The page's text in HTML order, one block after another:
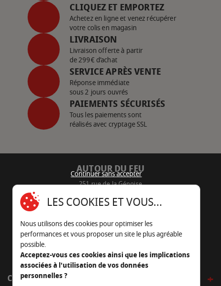
CLIQUEZ ET EMPORTEZ
Achetez en ligne et venez récupérer
votre colis en magasin
LIVRAISON
Livraison offerte à partir
de 299€ d’achat
SERVICE APRÈS VENTE
Réponse immédiate
sous 2 jours ouvrés
PAIEMENTS SÉCURISÉS
Tous les paiements sont
réalisés avec cryptage SSL
AUTOUR DU FEU
251 rue de la Génoise
05 45 22 98 09
Nous envoyer un e-mail
CÔTÉ OUTDOOR
Continuer sans accepter
LES COOKIES ET VOUS...
Nous utilisons des cookies pour optimiser les
performances et vous proposer un site le plus agréable
possible.
Acceptez-vous ces cookies ainsi que les implications
associées à l'utilisation de vos données
personnelles ?